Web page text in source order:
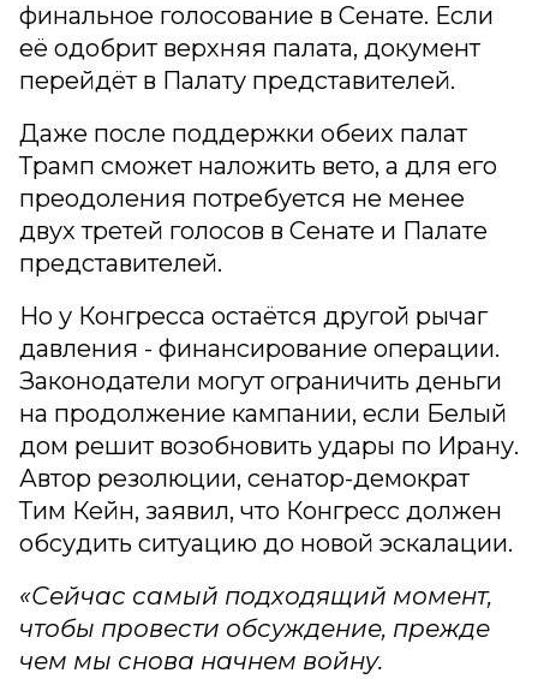
финальное голосование в Сенате. Если
её одобрит верхняя палата, документ
перейдёт в Палату представителей.
Даже после поддержки обеих палат
Трамп сможет наложить вето, а для его
преодоления потребуется не менее
двух третей голосов в Сенате и Палате
представителей.
Но у Конгресса остаётся другой рычаг
давления - финансирование операции.
Законодатели могут ограничить деньги
на продолжение кампании, если Белый
дом решит возобновить удары по Ирану.
Автор резолюции, сенатор-демократ
Тим Кейн, заявил, что Конгресс должен
обсудить ситуацию до новой эскалации.
«Сейчас самый подходящий момент,
чтобы провести обсуждение, прежде
чем мы снова начнем войну.